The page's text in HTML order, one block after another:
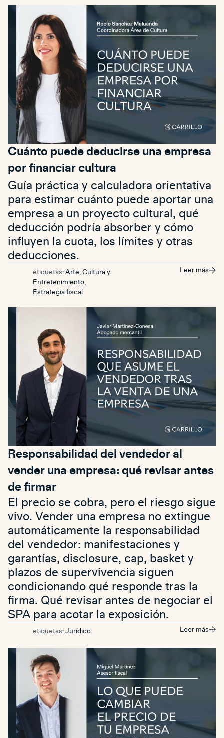
Cuánto puede deducirse una empresa
por financiar cultura
Guía práctica y calculadora orientativa
para estimar cuánto puede aportar una
empresa a un proyecto cultural, qué
deducción podría absorber y cómo
influyen la cuota, los límites y otras
deducciones.
etiquetas: Arte, Cultura y
Entretenimiento,
Estrategia fiscal
Leer más
Responsabilidad del vendedor al
vender una empresa: qué revisar antes
de firmar
El precio se cobra, pero el riesgo sigue
vivo. Vender una empresa no extingue
automáticamente la responsabilidad
del vendedor: manifestaciones y
garantías, disclosure, cap, basket y
plazos de supervivencia siguen
condicionando qué responde tras la
firma. Qué revisar antes de negociar el
SPA para acotar la exposición.
etiquetas: Jurídico Leer más